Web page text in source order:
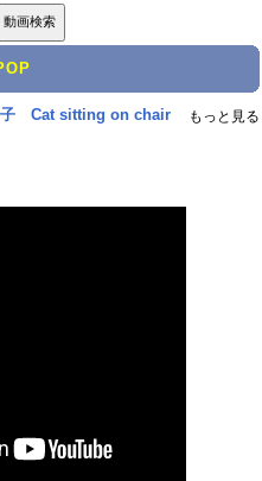
子 Cat sitting on chair もっと見る